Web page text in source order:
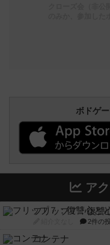
ボドゲ
ア
フリップ７：復讐
2件の
コンテナ